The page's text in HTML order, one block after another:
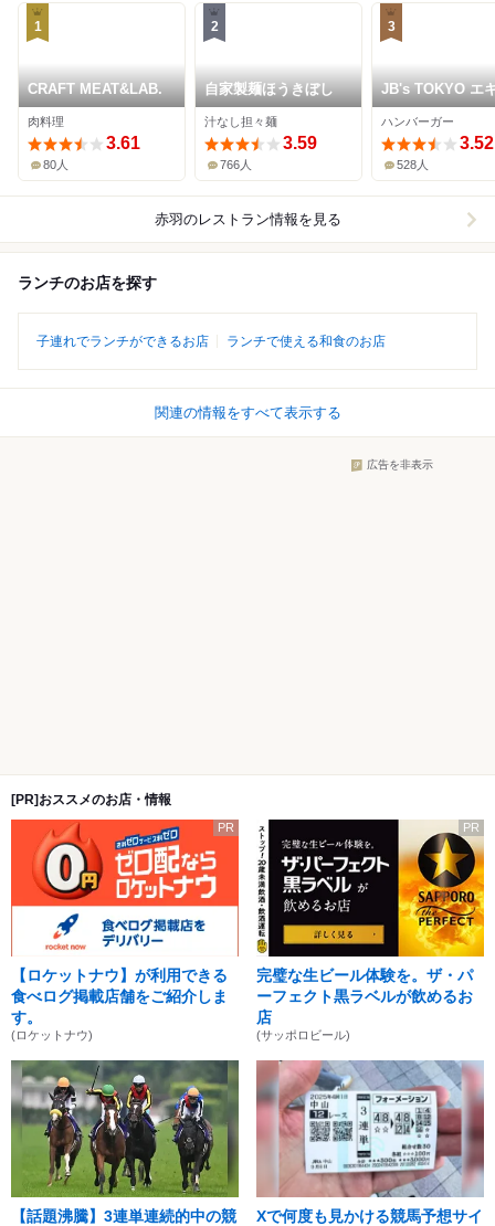
1
CRAFT MEAT&LAB.
肉料理
3.61
80人
2
自家製麺ほうきぼし
汁なし担々麺
3.59
766人
3
JB's TOKYO エ
ート赤羽みなみ店
ハンバーガー
3.52
528人
赤羽のレストラン情報を見る
ランチのお店を探す
子連れでランチができるお店 ランチで使える和食のお店
関連の情報をすべて表示する
広告を非表示
[PR]おススメのお店・情報
PR
【ロケットナウ】が利用できる
食べログ掲載店舗をご紹介しま
す。
(ロケットナウ)
PR
完璧な生ビール体験を。ザ・パ
ーフェクト黒ラベルが飲めるお
店
(サッポロビール)
【話題沸騰】3連単連続的中の競
Xで何度も見かける競馬予想サイ